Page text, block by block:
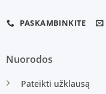
PASKAMBINKITE
Nuorodos
Pateikti užklausą